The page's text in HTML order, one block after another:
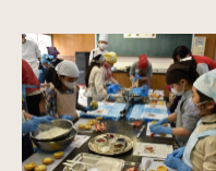
SDGs
SDGsへの取り組み
Recruit